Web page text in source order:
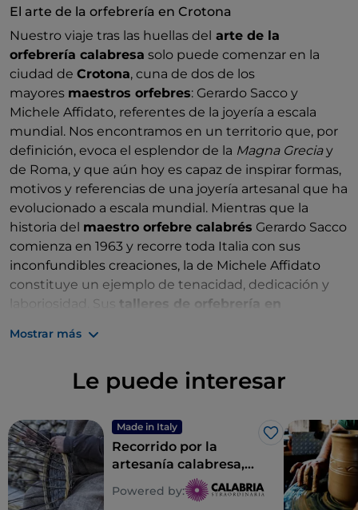
El arte de la orfebrería en Crotona
Nuestro viaje tras las huellas del arte de la
orfebrería calabresa solo puede comenzar en la
ciudad de Crotona, cuna de dos de los
mayores maestros orfebres: Gerardo Sacco y
Michele Affidato, referentes de la joyería a escala
mundial. Nos encontramos en un territorio que, por
definición, evoca el esplendor de la Magna Greciay
de Roma, y que aún hoy es capaz de inspirar formas,
motivos y referencias de una joyería artesanal que ha
evolucionado a escala mundial. Mientras que la
historia del maestro orfebre calabrés Gerardo Sacco
comienza en 1963 y recorre toda Italia con sus
inconfundibles creaciones, la de Michele Affidato
constituye un ejemplo de tenacidad, dedicación y
laboriosidad. Sus talleres de orfebrería en
de arte sacro, realizadas íntegramente a mano, con
experiencia personal y la minuciosidad.
Elarte de la orfebrería calabresa
en la provincia
deCosenza
se manifiesta en la belleza de las obras
del maestro G. B. Spadafora, cuyo taller se encuentra
enSan Giovanni in Fiore, a la entrada del
Parque
Mostrar más
Le puede interesar
Made in Italy
Me gusta
Recorrido por la
artesanía calabresa,
entre artes y oficios
antiguos
Powered by: